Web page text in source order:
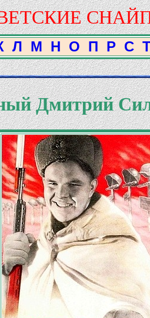
Л М Н О П Р С
Дмитрий